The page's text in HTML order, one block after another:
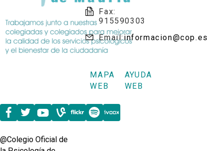
Fax:
915590303
Email:informacion@cop.es
MAPA
WEB
AYUDA
WEB
@Colegio Oficial de